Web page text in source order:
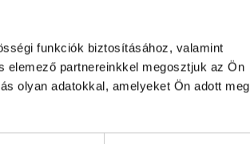
funkciók biztosításához, valamint
elemező partnereinkkel megosztjuk az Ön
olyan adatokkal, amelyeket Ön adott meg